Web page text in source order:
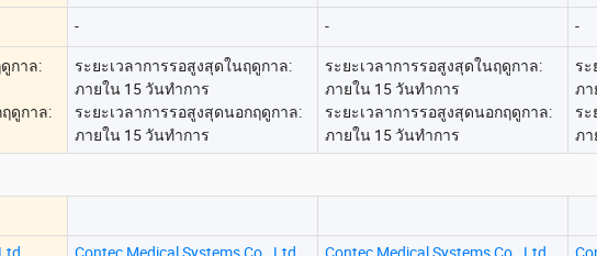
- - -
กาล:
ดูกาล:
ระยะเวลาการรอสูงสุดในฤดูกาล:
ภายใน 15 วันทำการ
ระยะเวลาการรอสูงสุดนอกฤดูกาล:
ภายใน 15 วันทำการ
ระยะเวลาการรอสูงสุดในฤดูกาล:
ภายใน 15 วันทำการ
ระยะเวลาการรอสูงสุดนอกฤดูกาล:
ภายใน 15 วันทำการ
ระ
ภา
ระ
ภา